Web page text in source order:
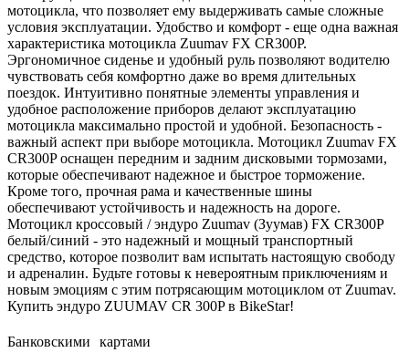
мотоцикла, что позволяет ему выдерживать самые сложные
условия эксплуатации. Удобство и комфорт - еще одна важная
характеристика мотоцикла Zuumav FX CR300P.
Эргономичное сиденье и удобный руль позволяют водителю
чувствовать себя комфортно даже во время длительных
поездок. Интуитивно понятные элементы управления и
удобное расположение приборов делают эксплуатацию
мотоцикла максимально простой и удобной. Безопасность -
важный аспект при выборе мотоцикла. Мотоцикл Zuumav FX
CR300P оснащен передним и задним дисковыми тормозами,
которые обеспечивают надежное и быстрое торможение.
Кроме того, прочная рама и качественные шины
обеспечивают устойчивость и надежность на дороге.
Мотоцикл кроссовый / эндуро Zuumav (Зуумав) FX CR300P
белый/синий - это надежный и мощный транспортный
средство, которое позволит вам испытать настоящую свободу
и адреналин. Будьте готовы к невероятным приключениям и
новым эмоциям с этим потрясающим мотоциклом от Zuumav.
Купить эндуро ZUUMAV CR 300P в BikeStar!
Банковскими картами